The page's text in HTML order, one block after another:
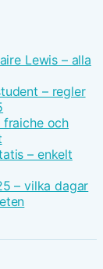
Lewis – alla
– regler
fraiche och
– enkelt
– vilka dagar